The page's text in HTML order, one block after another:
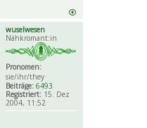
wuselwesen
Nähkromant:in
Pronomen:
sie/ihr/they
Beiträge: 6493
Registriert: 15. Dez
2004, 11:52